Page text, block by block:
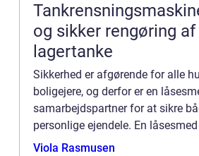
og sikker rengøring
lagertanke
Sikkerhed er afgørende for alle
boligejere, og derfor er en
samarbejdspartner for at sikre
personlige ejendele. En
lang række løs...
Viola Rasmusen